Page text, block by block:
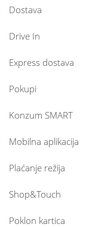
Dostava
Drive In
Express dostava
Pokupi
Konzum SMART
Mobilna aplikacija
Plaćanje režija
Shop&Touch
Poklon kartica